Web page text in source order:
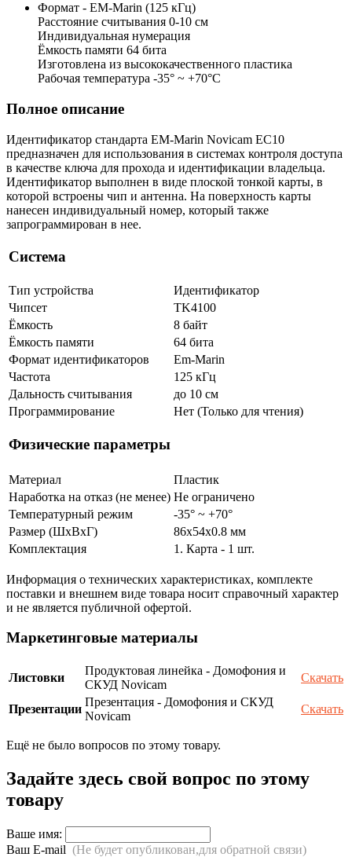
Формат - EM-Marin (125 кГц)
Расстояние считывания 0-10 см
Индивидуальная нумерация
Ёмкость памяти 64 бита
Изготовлена из высококачественного пластика
Рабочая температура -35° ~ +70°С
Полное описание
Идентификатор стандарта EM-Marin Novicam EC10
предназначен для использования в системах контроля доступа
в качестве ключа для прохода и идентификации владельца.
Идентификатор выполнен в виде плоской тонкой карты, в
которой встроены чип и антенна. На поверхность карты
нанесен индивидуальный номер, который также
запрограммирован в нее.
Система
Тип устройства
Идентификатор
Чипсет
TK4100
Ёмкость
8 байт
Ёмкость памяти
64 бита
Формат идентификаторов
Em-Marin
Частота
125 кГц
Дальность считывания
до 10 см
Программирование
Нет (Только для чтения)
Физические параметры
Материал
Пластик
Наработка на отказ (не менее) Не ограничено
Температурный режим
-35° ~ +70°
Размер (ШxВxГ)
86х54x0.8 мм
Комплектация
1. Карта - 1 шт.
Информация о технических характеристиках, комплекте
поставки и внешнем виде товара носит справочный характер
и не является публичной офертой.
Маркетинговые материалы
Листовки
Продуктовая линейка - Домофония и
СКУД Novicam
Скачать
Презентации
Презентация - Домофония и СКУД
Novicam
Скачать
Ещё не было вопросов по этому товару.
Задайте здесь свой вопрос по этому
товару
Ваше имя:
Ваш E-mail (Не будет опубликован,для обратной связи)